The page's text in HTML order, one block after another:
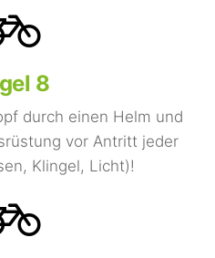
8
durch einen Helm und
vor Antritt jeder
Klingel, Licht)!